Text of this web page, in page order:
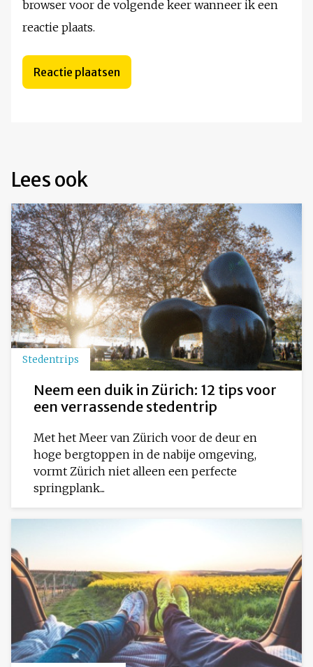
browser voor de volgende keer wanneer ik een
reactie plaats.
Lees ook
Stedentrips
Neem een duik in Zürich: 12 tips voor
een verrassende stedentrip
Met het Meer van Zürich voor de deur en
hoge bergtoppen in de nabije omgeving,
vormt Zürich niet alleen een perfecte
springplank...